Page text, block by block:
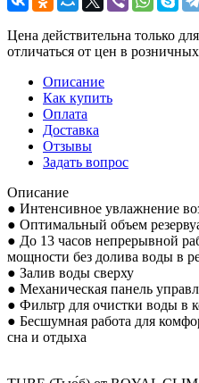
Цена действительна только
отличаться от цен в
Описание
Как купить
Оплата
Доставка
Отзывы
Задать вопрос
Описание
● Интенсивное увлажнение
● Оптимальный объем
● До 13 часов непрерывной
мощности без долива воды в
● Залив воды сверху
● Механическая панель
● Фильтр для очистки воды в
● Бесшумная работа для
сна и отдыха